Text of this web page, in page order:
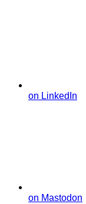
on LinkedIn
on Mastodon